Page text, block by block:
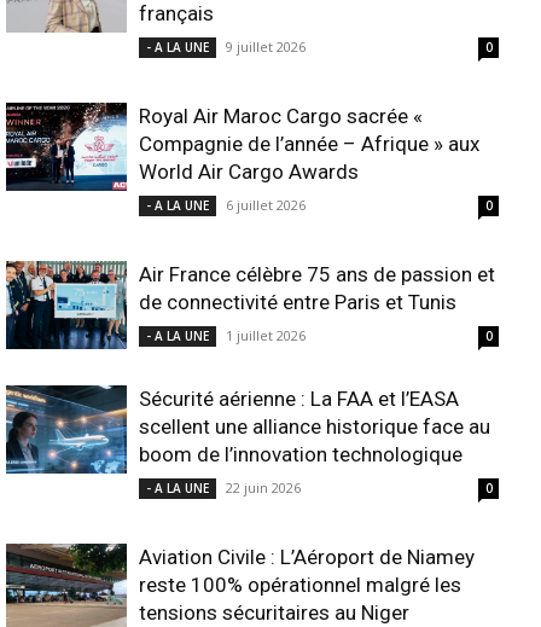
français
- A LA UNE 9 juillet 2026 0
Royal Air Maroc Cargo sacrée «
Compagnie de l’année – Afrique » aux
World Air Cargo Awards
- A LA UNE 6 juillet 2026 0
Air France célèbre 75 ans de passion et
de connectivité entre Paris et Tunis
- A LA UNE 1 juillet 2026 0
Sécurité aérienne : La FAA et l’EASA
scellent une alliance historique face au
boom de l’innovation technologique
- A LA UNE 22 juin 2026 0
Aviation Civile : L’Aéroport de Niamey
reste 100% opérationnel malgré les
tensions sécuritaires au Niger